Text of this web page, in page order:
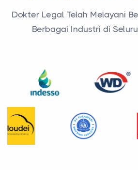
Dokter Legal Telah Melayani
Berbagai Industri di